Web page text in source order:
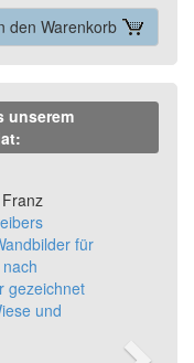
den Warenkorb
unserem
für
gezeichnet
und